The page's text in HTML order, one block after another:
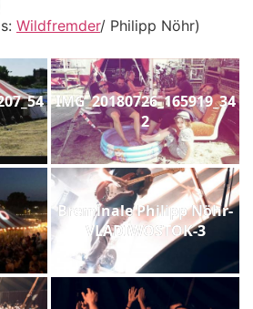
Wildfremder/ Philipp Nöhr)
IMG_20180726_165919_34
2
Breminale Philipp Nöhr-
VLADIWOSTOK-3